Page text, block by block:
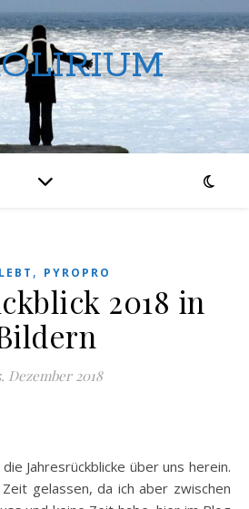
, PYROPRO
2018 in
Dezember 2018
gelassen, da ich aber zwischen